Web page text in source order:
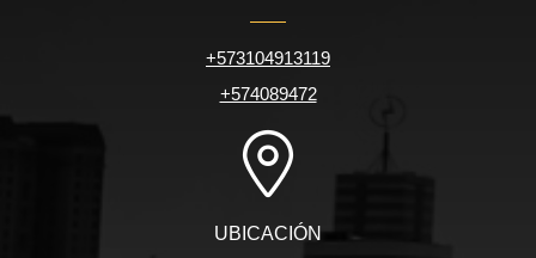
+573104913119
+574089472
UBICACIÓN